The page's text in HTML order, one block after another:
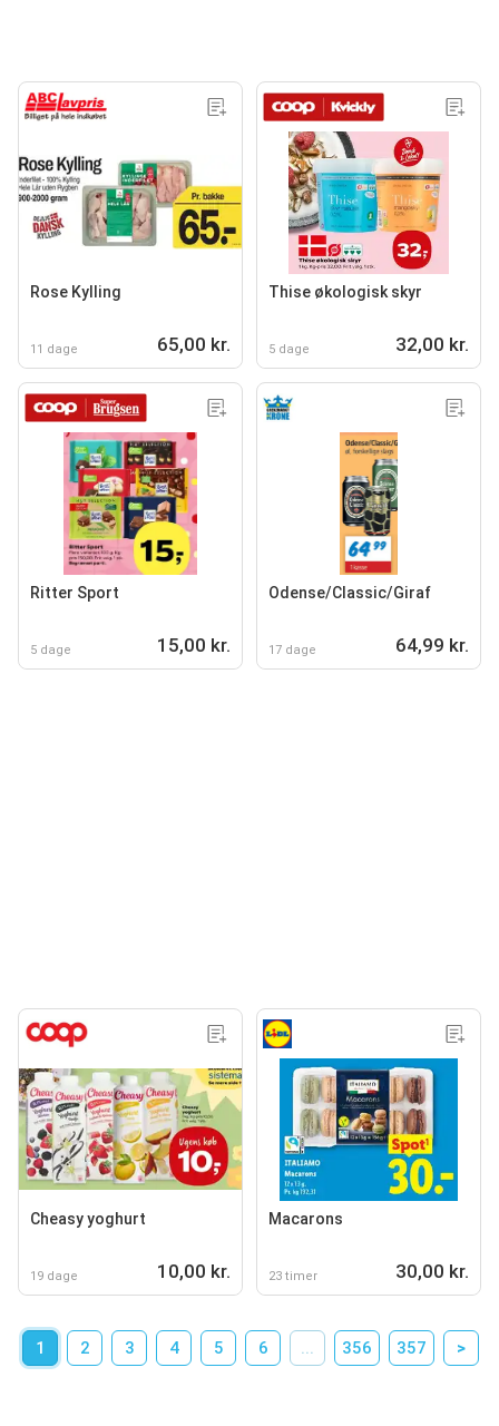
Rose Kylling
11 dage 65,00 kr.
Thise økologisk skyr
5 dage 32,00 kr.
Ritter Sport
5 dage 15,00 kr.
Odense/Classic/Giraf
17 dage 64,99 kr.
Cheasy yoghurt
19 dage 10,00 kr.
Macarons
23 timer 30,00 kr.
1 2 3 4 5 6 356 357 >